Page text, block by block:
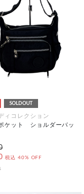
SOLDOUT
ィコレクション
ケット ショルダーバッ
税込 40% OFF